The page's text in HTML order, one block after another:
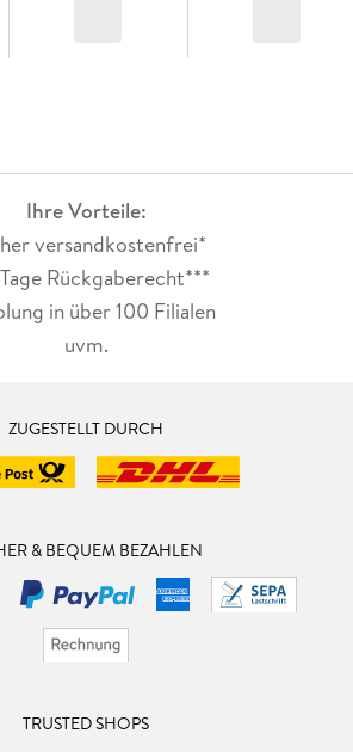
Ihre Vorteile:
versandkostenfrei*
Rückgaberecht***
in über 100 Filialen
uvm.
ZUGESTELLT DURCH
& BEQUEM BEZAHLEN
TRUSTED SHOPS